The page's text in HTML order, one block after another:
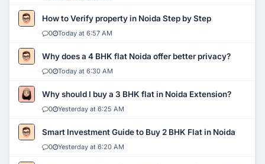
How to Verify property in Noida Step by Step
0 Today at 6:57 AM
Why does a 4 BHK flat Noida offer better privacy?
0 Today at 6:30 AM
Why should I buy a 3 BHK flat in Noida Extension?
0 Yesterday at 6:25 AM
Smart Investment Guide to Buy 2 BHK Flat in Noida
0 Yesterday at 6:20 AM